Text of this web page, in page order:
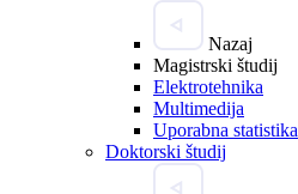
Nazaj
Magistrski študij
Elektrotehnika
Multimedija
Uporabna statistika
Doktorski študij